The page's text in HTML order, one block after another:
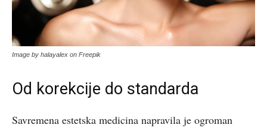
Image by halayalex on Freepik
Od korekcije do standarda
Savremena estetska medicina napravila je ogroman